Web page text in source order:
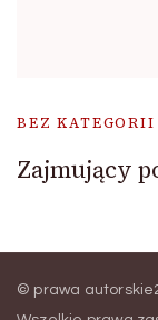
BEZ KATEGORII
Zajmujący
© prawa